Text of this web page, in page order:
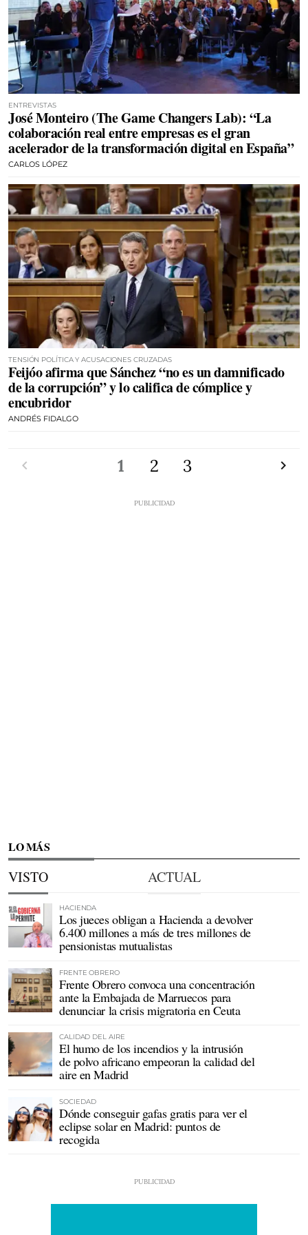
ENTREVISTAS
José Monteiro (The Game Changers Lab): “La
colaboración real entre empresas es el gran
acelerador de la transformación digital en España”
CARLOS LÓPEZ
TENSIÓN POLÍTICA Y ACUSACIONES CRUZADAS
Feijóo afirma que Sánchez “no es un damnificado
de la corrupción” y lo califica de cómplice y
encubridor
ANDRÉS FIDALGO
1 2 3
LO MÁS
VISTO ACTUAL
HACIENDA
Los jueces obligan a Hacienda a devolver
6.400 millones a más de tres millones de
pensionistas mutualistas
FRENTE OBRERO
Frente Obrero convoca una concentración
ante la Embajada de Marruecos para
denunciar la crisis migratoria en Ceuta
CALIDAD DEL AIRE
El humo de los incendios y la intrusión
de polvo africano empeoran la calidad del
aire en Madrid
SOCIEDAD
Dónde conseguir gafas gratis para ver el
eclipse solar en Madrid: puntos de
recogida